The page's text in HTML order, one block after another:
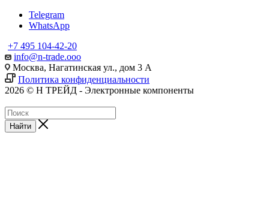
Telegram
WhatsApp
+7 495 104-42-20
info@n-trade.ooo
Москва, Нагатинская ул., дом 3 А
Политика конфиденциальности
2026 © Н ТРЕЙД - Электронные компоненты
Найти